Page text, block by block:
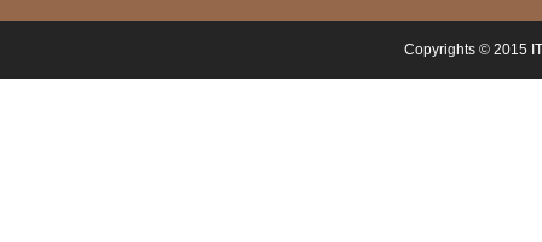
Copyrights © 2015